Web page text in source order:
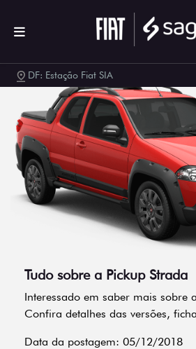
DF: Estação Fiat SIA
Tudo sobre a Pickup Strada
Interessado em saber mais sobre
Confira detalhes das versões,
Data da postagem: 05/12/2018